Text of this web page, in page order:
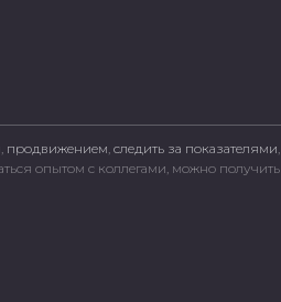
, продвижением, следить за показателями,
опытом с коллегами, можно получить